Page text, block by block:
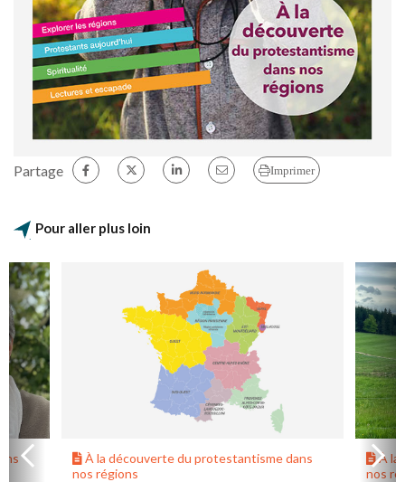
Partage Imprimer
Pour aller plus loin
À la découverte du protestantisme dans
nos régions
À la
nos